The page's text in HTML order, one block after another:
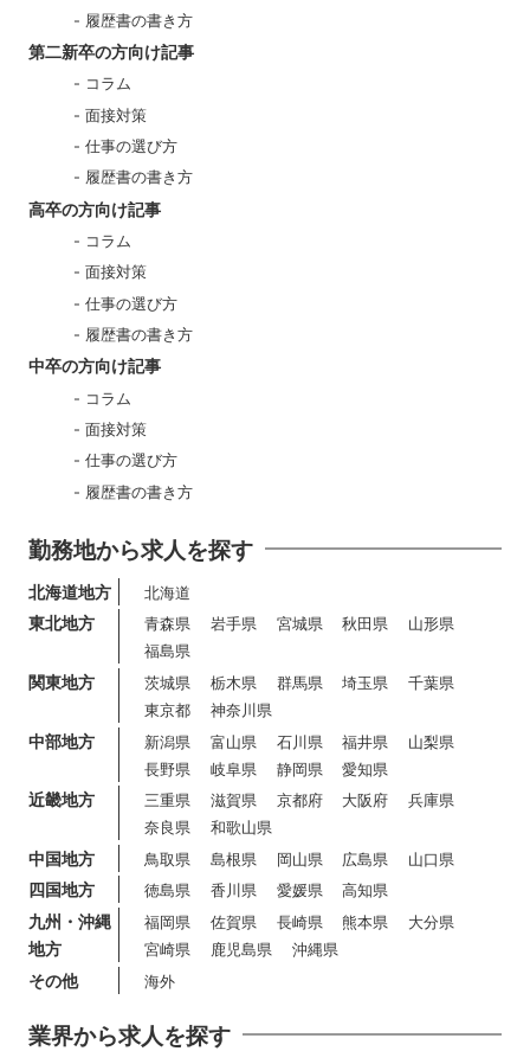
履歴書の書き方
第二新卒の方向け記事
コラム
面接対策
仕事の選び方
履歴書の書き方
高卒の方向け記事
コラム
面接対策
仕事の選び方
履歴書の書き方
中卒の方向け記事
コラム
面接対策
仕事の選び方
履歴書の書き方
勤務地から求人を探す
北海道地方 北海道
東北地方 青森県 岩手県 宮城県 秋田県
山形県
福島県
関東地方 茨城県 栃木県 群馬県 埼玉県
千葉県
東京都
神奈川県
中部地方 新潟県 富山県 石川県 福井県
山梨県
長野県
岐阜県 静岡県 愛知県
近畿地方 三重県 滋賀県 京都府 大阪府
兵庫県
奈良県
和歌山県
中国地方 鳥取県 島根県 岡山県 広島県 山口県
四国地方 徳島県 香川県 愛媛県 高知県
九州・沖縄
地方
福岡県 佐賀県 長崎県 熊本県
大分県
宮崎県
鹿児島県 沖縄県
その他 海外
業界から求人を探す